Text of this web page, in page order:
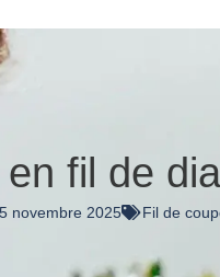
fil de
novembre 2025 Fil de